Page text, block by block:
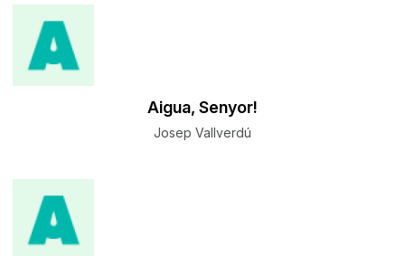
Aigua, Senyor!
Josep Vallverdú